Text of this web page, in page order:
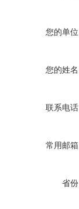
您的单
您的姓
联系电
常用邮
省